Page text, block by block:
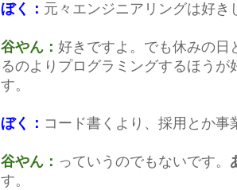
ぼく： 元々エンジニアリングは好き
谷やん： 好きですよ。でも休みの日
るのよりプログラミングするほう
す。
ぼく： コード書くより、採用とか事
谷やん： っていうのでもないです。
す。